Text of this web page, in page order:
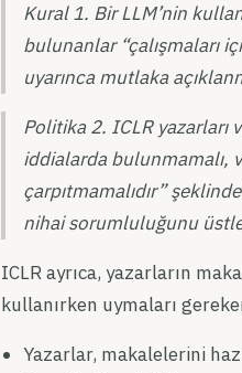
Kural 1. Bir LLM’nin
bulunanlar “çalışmaları
uyarınca mutlaka
Politika 2. ICLR yazarları
iddialarda bulunmamalı,
çarpıtmamalıdır”
nihai sorumluluğunu
ICLR ayrıca, yazarların
kullanırken uymaları
Yazarlar, makalelerini